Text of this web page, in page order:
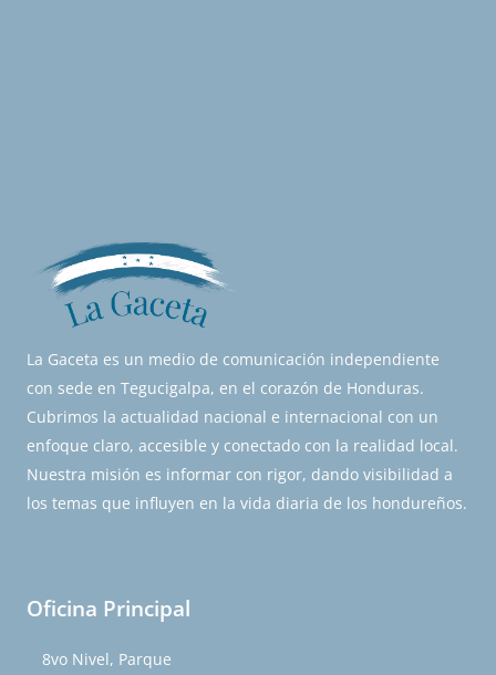
La Gaceta es un medio de comunicación independiente
con sede en Tegucigalpa, en el corazón de Honduras.
Cubrimos la actualidad nacional e internacional con un
enfoque claro, accesible y conectado con la realidad local.
Nuestra misión es informar con rigor, dando visibilidad a
los temas que influyen en la vida diaria de los hondureños.
Oficina Principal
8vo Nivel, Parque